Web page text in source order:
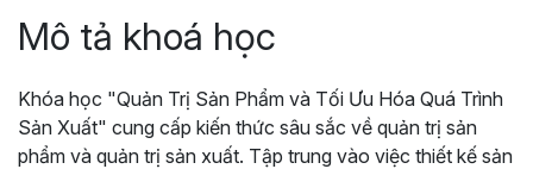
Mô tả khoá học
Khóa học "Quản Trị Sản Phẩm và Tối Ưu Hóa Quá Trình
Sản Xuất" cung cấp kiến thức sâu sắc về quản trị sản
phẩm và quản trị sản xuất. Tập trung vào việc thiết kế sản